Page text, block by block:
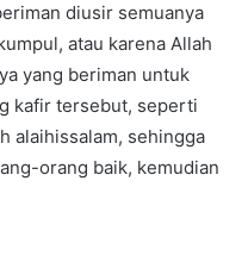
diusir semuanya
atau karena Allah
yang beriman untuk
kafir tersebut, seperti
alaihissalam, sehingga
orang baik, kemudian